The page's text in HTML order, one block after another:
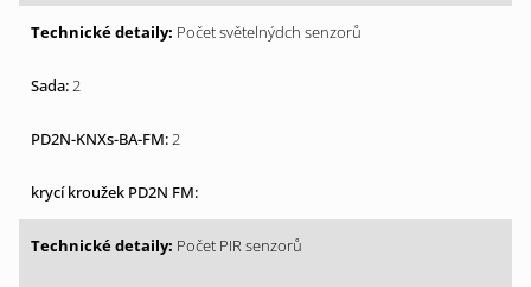
Počet světelnýdch senzorů
2
2
Počet PIR senzorů